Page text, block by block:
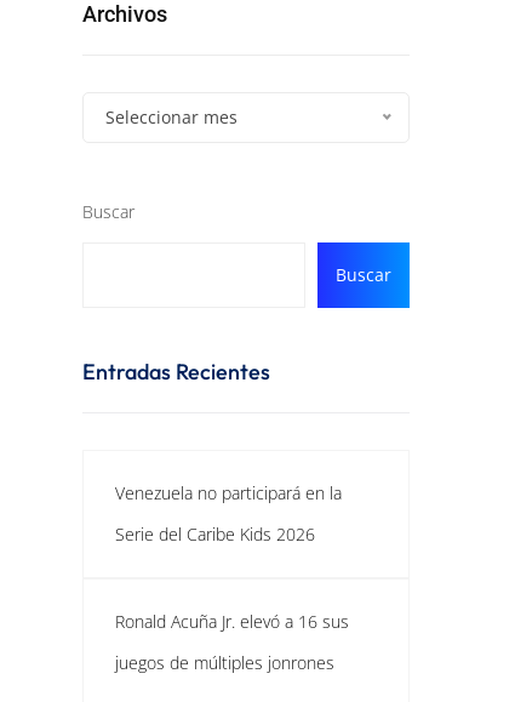
Archivos
Seleccionar mes
Buscar
Buscar
Entradas Recientes
Venezuela no participará en la
Serie del Caribe Kids 2026
Ronald Acuña Jr. elevó a 16 sus
juegos de múltiples jonrones